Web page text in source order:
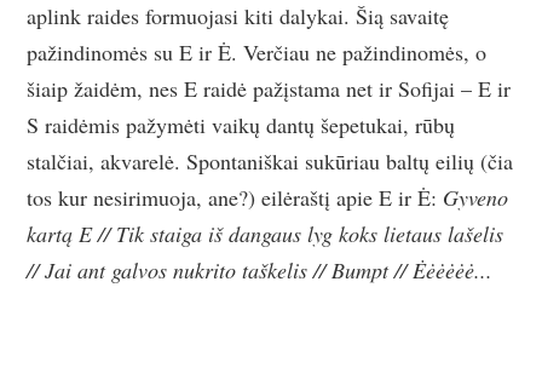
aplink raides formuojasi kiti dalykai. Šią savaitę
pažindinomės su E ir Ė. Verčiau ne pažindinomės, o
šiaip žaidėm, nes E raidė pažįstama net ir Sofijai – E ir
S raidėmis pažymėti vaikų dantų šepetukai, rūbų
stalčiai, akvarelė. Spontaniškai sukūriau baltų eilių (čia
tos kur nesirimuoja, ane?) eilėraštį apie E ir Ė: Gyveno
kartą E // Tik staiga iš dangaus lyg koks lietaus lašelis
// Jai ant galvos nukrito taškelis // Bumpt // Ėėėėėė...